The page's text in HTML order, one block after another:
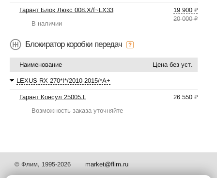
Гарант Блок Люкс 008.X/f~LX33
В наличии
19 900 ₽
20 000 ₽
Блокиратор коробки передач
Наименование Цена без уст.
LEXUS RX 270*I*/2010-2015/*А+
Гарант Консул 25005.L
Возможность заказа уточняйте
26 550 ₽
© Флим, 1995-2026 market@flim.ru